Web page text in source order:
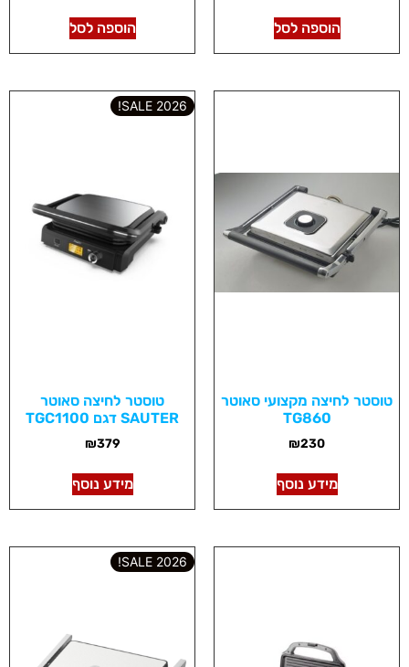
הוספה לסל הוספה לסל
טוסטר לחיצה מקצועי סאוטר
TG860
₪230
מידע נוסף
2026 SALE!
טוסטר לחיצה סאוטר
SAUTER דגם TGC1100
₪379
מידע נוסף
2026 SALE!